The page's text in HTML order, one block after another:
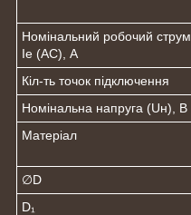
Номінальний робочий струм
Ie (AC), А
Кіл-ть точок підключення
Номінальна напруга (Uн), В
Матеріал
∅D
D₁